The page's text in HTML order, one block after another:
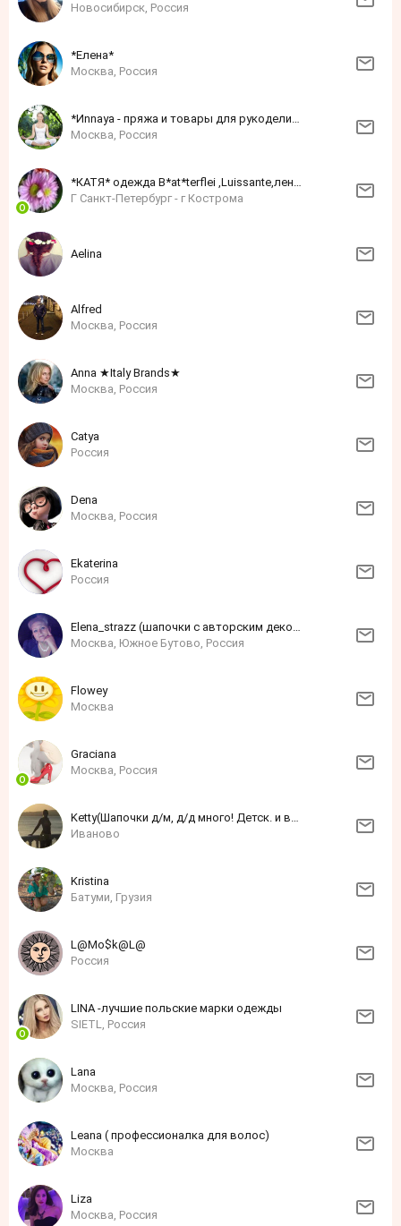
Новосибирск, Россия
*Елена*
Москва, Россия
*Иnnaya - пряжа и товары для рукоделия*
Москва, Россия
*КАТЯ* одежда B*at*terflei ,Luissante,лен,хлопок
Г Санкт-Петербург - г Кострома
Aelina
Alfred
Москва, Россия
Anna ★Italy Brands★
Москва, Россия
Catya
Россия
Dena
Москва, Россия
Ekaterina
Россия
Elena_strazz (шапочки с авторским декором из страз)
Москва, Южное Бутово, Россия
Flowey
Москва
Grаciаnа
Москва, Россия
Ketty(Шапочки д/м, д/д много! Детск. и взросл. трикотаж в наличиии и на заказ!)
Иваново
Kristina
Батуми, Грузия
L@Mo$k@L@
Россия
LINA -лучшие польские марки одежды
SIETL, Россия
Lana
Москва, Россия
Leana ( профессионалка для волос)
Москва
Liza
Москва, Россия